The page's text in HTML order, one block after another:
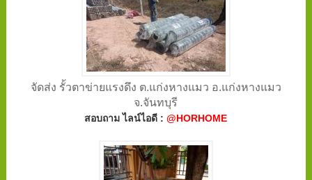
จัดส่ง รั้วตาข่ายแรงดึง ต.แก่งหางแมว อ.แก่งหางแมว
จ.จันทบุรี
สอบถาม ไลน์ไอดี :@HORHOME